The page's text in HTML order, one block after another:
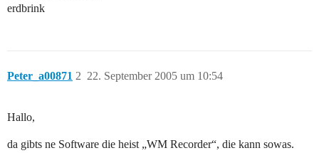
erdbrink
Peter_a00871 22. September 2005 um 10:54
2
Hallo,
da gibts ne Software die heist „WM Recorder“, die kann sowas.